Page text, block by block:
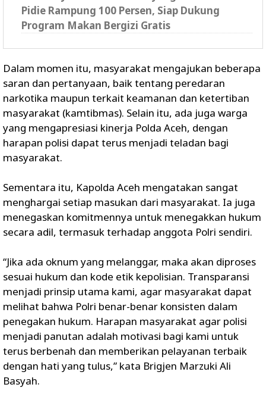
Pidie Rampung 100 Persen, Siap Dukung
Program Makan Bergizi Gratis
Dalam momen itu, masyarakat mengajukan beberapa
saran dan pertanyaan, baik tentang peredaran
narkotika maupun terkait keamanan dan ketertiban
masyarakat (kamtibmas). Selain itu, ada juga warga
yang mengapresiasi kinerja Polda Aceh, dengan
harapan polisi dapat terus menjadi teladan bagi
masyarakat.
Sementara itu, Kapolda Aceh mengatakan sangat
menghargai setiap masukan dari masyarakat. Ia juga
menegaskan komitmennya untuk menegakkan hukum
secara adil, termasuk terhadap anggota Polri sendiri.
“Jika ada oknum yang melanggar, maka akan diproses
sesuai hukum dan kode etik kepolisian. Transparansi
menjadi prinsip utama kami, agar masyarakat dapat
melihat bahwa Polri benar-benar konsisten dalam
penegakan hukum. Harapan masyarakat agar polisi
menjadi panutan adalah motivasi bagi kami untuk
terus berbenah dan memberikan pelayanan terbaik
dengan hati yang tulus,” kata Brigjen Marzuki Ali
Basyah.